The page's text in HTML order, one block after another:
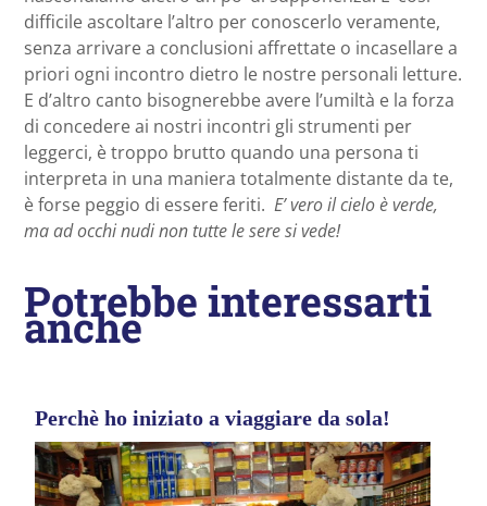
difficile ascoltare l’altro per conoscerlo veramente,
senza arrivare a conclusioni affrettate o incasellare a
priori ogni incontro dietro le nostre personali letture.
E d’altro canto bisognerebbe avere l’umiltà e la forza
di concedere ai nostri incontri gli strumenti per
leggerci, è troppo brutto quando una persona ti
interpreta in una maniera totalmente distante da te,
è forse peggio di essere feriti. E’ vero il cielo è verde,
ma ad occhi nudi non tutte le sere si vede!
Potrebbe interessarti
anche
Perchè ho iniziato a viaggiare da sola!